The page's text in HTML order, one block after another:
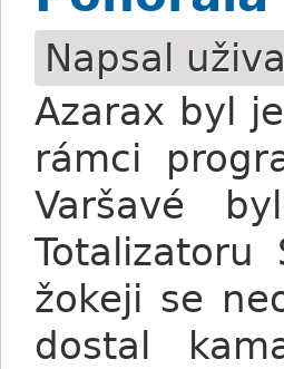
Napsal
Azarax byl
rámci
Varšavé
žokeji se
dostal